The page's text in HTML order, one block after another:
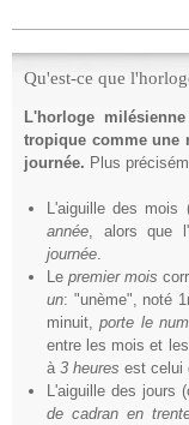
Qu'est-ce que
L'horloge
tropique comme une
journée. Plus
L'aiguille des
année, alors que
journée.
Lepremier mois
un: "unème", noté
minuit,porte le
entre les mois et
à3 heures est
L'aiguille des jours
de cadran en